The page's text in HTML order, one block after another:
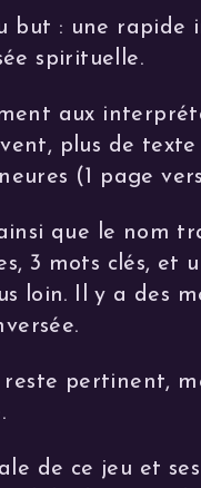
but : une rapide
spirituelle.
aux
plus de
(1 page
que le nom
3 mots clés, et
loin. Il y a des
reste pertinent,
de ce jeu et